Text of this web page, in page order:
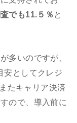
でも11.５％ と
多いのですが、
安としてクレジ
たキャリア決済
ので、導入前に